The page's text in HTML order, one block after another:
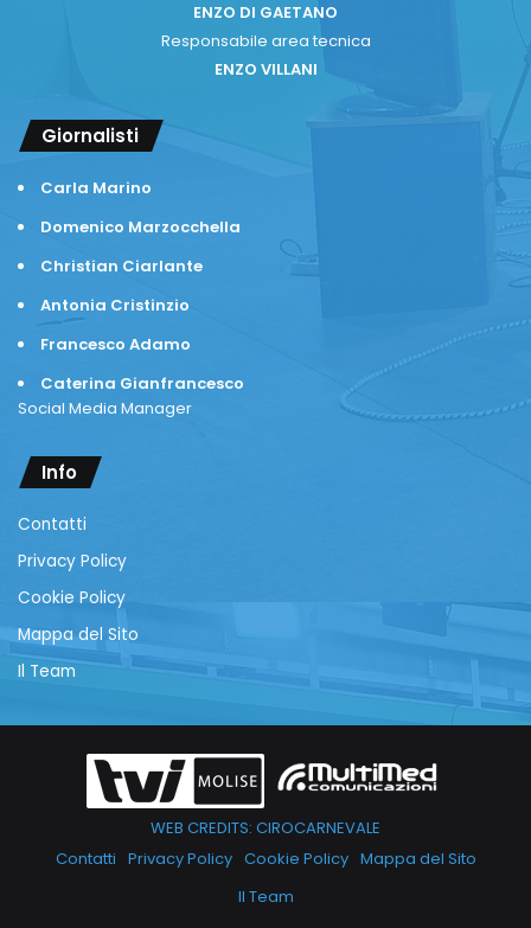
ENZO DI GAETANO
Responsabile area tecnica
ENZO VILLANI
Giornalisti
Carla Marino
Domenico Marzocchella
Christian Ciarlante
Antonia Cristinzio
Francesco Adamo
Caterina Gianfrancesco
Social Media Manager
Info
Contatti
Privacy Policy
Cookie Policy
Mappa del Sito
Il Team
WEB CREDITS: CIROCARNEVALE
Contatti Privacy Policy Cookie Policy Mappa del Sito
Il Team